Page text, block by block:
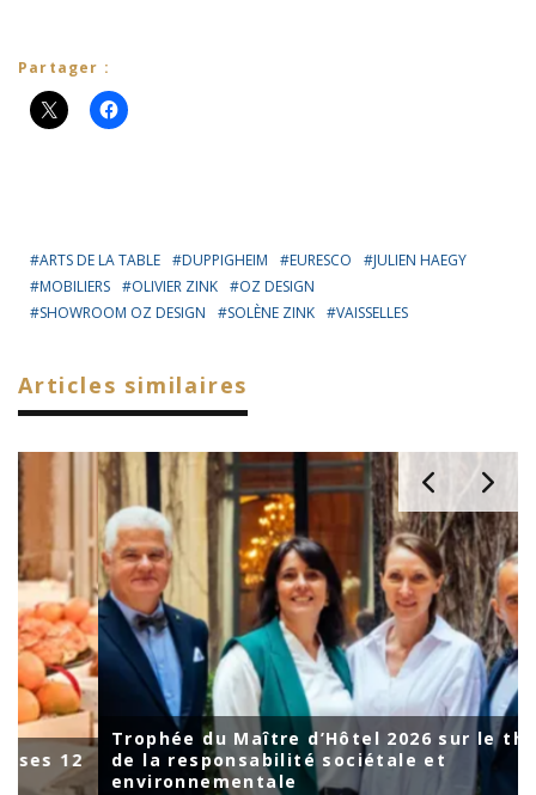
Partager :
ARTS DE LA TABLE DUPPIGHEIM EURESCO
JULIEN HAEGY
MOBILIERS
OLIVIER ZINK
OZ DESIGN
SHOWROOM OZ DESIGN
SOLÈNE ZINK VAISSELLES
Articles similaires
12
Trophée du Maître d’Hôtel 2026 sur le thème
de la responsabilité sociétale et
environnementale